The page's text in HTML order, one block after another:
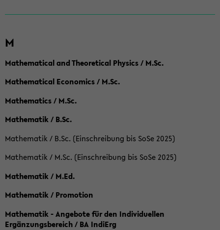
M
Mathematical and Theoretical Physics / M.Sc.
Mathematical Economics / M.Sc.
Mathematics / M.Sc.
Mathematik / B.Sc.
Mathematik / B.Sc. (Einschreibung bis SoSe 2025)
Mathematik / M.Sc. (Einschreibung bis SoSe 2025)
Mathematik / M.Ed.
Mathematik / Promotion
Mathematik - Angebote für den Individuellen
Ergänzungsbereich / BA IndiErg